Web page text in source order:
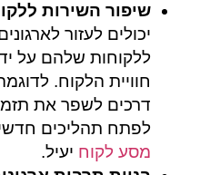
שיפור השירות
יכולים לעזור
ללקוחות שלהם על ידי
חוויית הלקוח.
דרכים לשפר את
לפתח תהליכים
מסע לקוח יעיל.